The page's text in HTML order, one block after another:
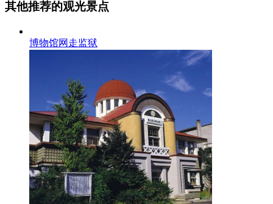
其他推荐的观光景点
博物馆网走监狱